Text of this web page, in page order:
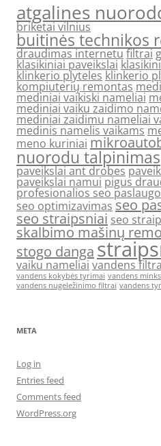
atgalines
briketai vilnius
buitinės technikos
draudimas internetufiltrai
klasikiniai paveikslai
klinkerio plyteles klinkerio
kompiuterių remontas
mediniai vaikiski nameliai
mediniai vaiku zaidimo
mediniai zaidimu nameliai
medinis namelis vaikams
meno kuriniai
nuorodu talpinimas
paveikslai ant drobes
paveikslai namui pigus
profesionalios seo
seo optimizavimas seo
seo straipsniai seo
skalbimo mašinų
stogo danga
vaiku nameliai vandens
vandens kokybės tyrimai vandens
vandens nugeležinimo filtrai vandens
META
Log in
Entries feed
Comments feed
WordPress.org